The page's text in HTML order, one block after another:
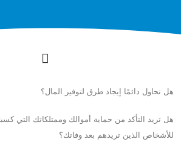
هل تحاول دائمًا إيجاد طرق لتوفير المال؟
هل تريد التأكد من حماية أموالك وممتلكاتك التي
للأشخاص الذين تريدهم بعد وفاتك؟